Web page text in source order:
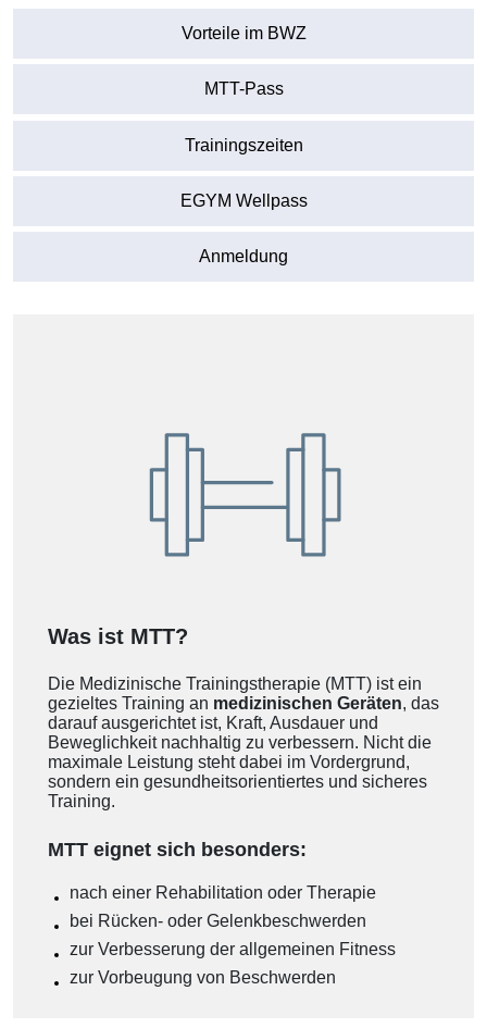
Vorteile im BWZ
MTT-Pass
Trainingszeiten
EGYM Wellpass
Anmeldung
Was ist MTT?
Die Medizinische Trainingstherapie (MTT) ist ein
gezieltes Training an medizinischen Geräten, das
darauf ausgerichtet ist, Kraft, Ausdauer und
Beweglichkeit nachhaltig zu verbessern. Nicht die
maximale Leistung steht dabei im Vordergrund,
sondern ein gesundheitsorientiertes und sicheres
Training.
MTT eignet sich besonders:
nach einer Rehabilitation oder Therapie
bei Rücken- oder Gelenkbeschwerden
zur Verbesserung der allgemeinen Fitness
zur Vorbeugung von Beschwerden